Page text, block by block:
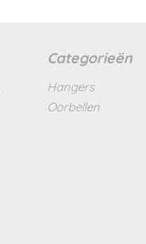
Categorieën
Hangers
Oorbellen